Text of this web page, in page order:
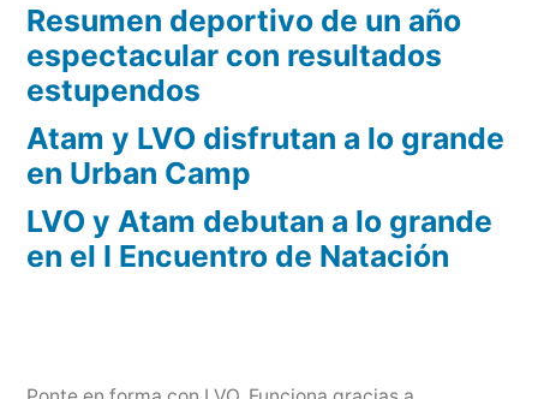
Resumen deportivo de un año
espectacular con resultados
estupendos
Atam y LVO disfrutan a lo grande
en Urban Camp
LVO y Atam debutan a lo grande
en el I Encuentro de Natación